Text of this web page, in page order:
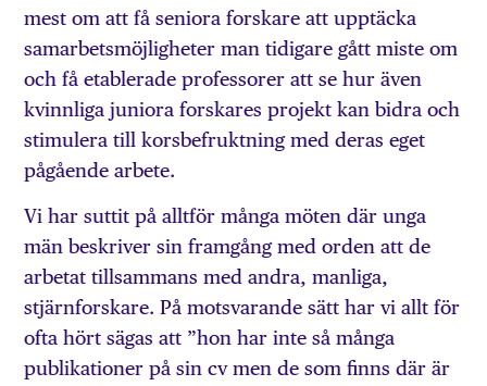
mest om att få seniora forskare att upptäcka
samarbetsmöjligheter man tidigare gått miste om
och få etablerade professorer att se hur även
kvinnliga juniora forskares projekt kan bidra och
stimulera till korsbefruktning med deras eget
pågående arbete.
Vi har suttit på alltför många möten där unga
män beskriver sin framgång med orden att de
arbetat tillsammans med andra, manliga,
stjärnforskare. På motsvarande sätt har vi allt för
ofta hört sägas att ”hon har inte så många
publikationer på sin cv men de som finns där är